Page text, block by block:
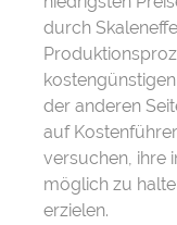
durch
der anderen
auf
versuchen, ihre
möglich zu
erzielen.